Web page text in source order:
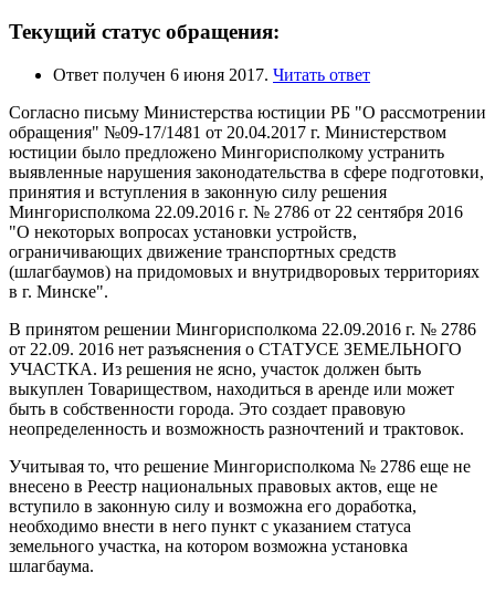
Текущий статус обращения:
Ответ получен 6 июня 2017. Читать ответ
Согласно письму Министерства юстиции РБ "О рассмотрении
обращения" №09-17/1481 от 20.04.2017 г. Министерством
юстиции было предложено Мингорисполкому устранить
выявленные нарушения законодательства в сфере подготовки,
принятия и вступления в законную силу решения
Мингорисполкома 22.09.2016 г. № 2786 от 22 сентября 2016
"О некоторых вопросах установки устройств,
ограничивающих движение транспортных средств
(шлагбаумов) на придомовых и внутридворовых территориях
в г. Минске".
В принятом решении Мингорисполкома 22.09.2016 г. № 2786
от 22.09. 2016 нет разъяснения о СТАТУСЕ ЗЕМЕЛЬНОГО
УЧАСТКА. Из решения не ясно, участок должен быть
выкуплен Товариществом, находиться в аренде или может
быть в собственности города. Это создает правовую
неопределенность и возможность разночтений и трактовок.
Учитывая то, что решение Мингорисполкома № 2786 еще не
внесено в Реестр национальных правовых актов, еще не
вступило в законную силу и возможна его доработка,
необходимо внести в него пункт с указанием статуса
земельного участка, на котором возможна установка
шлагбаума.